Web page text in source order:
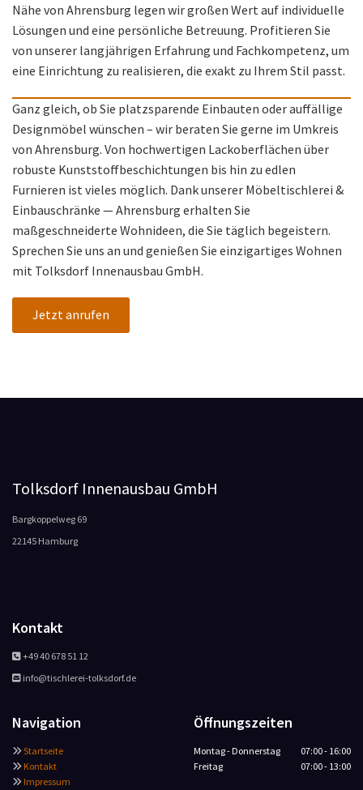
Nähe von Ahrensburg legen wir großen Wert auf individuelle
Lösungen und eine persönliche Betreuung. Profitieren Sie
von unserer langjährigen Erfahrung und Fachkompetenz, um
eine Einrichtung zu realisieren, die exakt zu Ihrem Stil passt.
Ganz gleich, ob Sie platzsparende Einbauten oder auffällige
Designmöbel wünschen – wir beraten Sie gerne im Umkreis
von Ahrensburg. Von hochwertigen Lackoberflächen über
robuste Kunststoffbeschichtungen bis hin zu edlen
Furnieren ist vieles möglich. Dank unserer Möbeltischlerei &
Einbauschränke — Ahrensburg erhalten Sie
maßgeschneiderte Wohnideen, die Sie täglich begeistern.
Sprechen Sie uns an und genießen Sie einzigartiges Wohnen
mit Tolksdorf Innenausbau GmbH.
Jetzt anrufen
Tolksdorf Innenausbau GmbH
Bargkoppelweg 69
22145 Hamburg
Kontakt
+49 40 678 51 12
 info@tischlerei-tolksdorf.de
Navigation
Startseite
 Kontakt
 Impressum
Öffnungszeiten
Montag - Donnerstag
07:00 - 16:00
Freitag
07:00 - 13:00